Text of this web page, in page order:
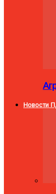
Новости